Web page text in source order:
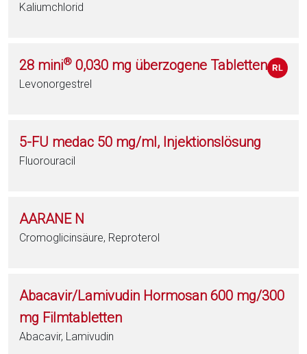
Kaliumchlorid
28 mini® 0,030 mg überzogene Tabletten
Levonorgestrel
5-FU medac 50 mg/ml, Injektionslösung
Fluorouracil
AARANE N
Cromoglicinsäure, Reproterol
Abacavir/Lamivudin Hormosan 600 mg/300
mg Filmtabletten
Abacavir, Lamivudin